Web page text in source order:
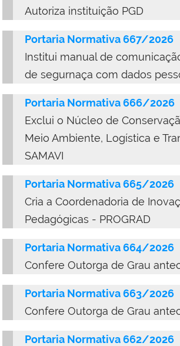
Autoriza instituição PGD
Portaria Normativa 667/2026
Institui manual de
de segurnaça com dados
Portaria Normativa 666/2026
Exclui o Núcleo de
Meio Ambiente, Logística e
SAMAVI
Portaria Normativa 665/2026
Cria a Coordenadoria de
Pedagógicas - PROGRAD
Portaria Normativa 664/2026
Confere Outorga de Grau
Portaria Normativa 663/2026
Confere Outorga de Grau
Portaria Normativa 662/2026